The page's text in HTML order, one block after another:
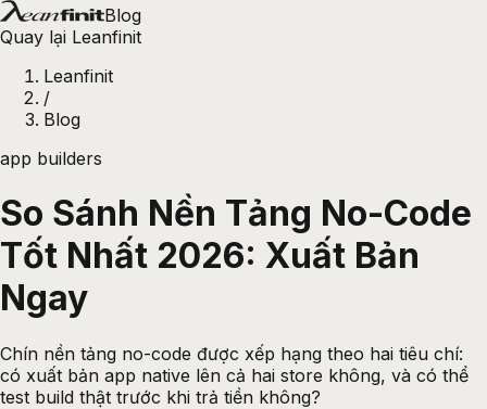
Blog
Quay lại Leanfinit
Leanfinit
/
Blog
app builders
So Sánh Nền Tảng No-Code
Tốt Nhất 2026: Xuất Bản
Ngay
Chín nền tảng no-code được xếp hạng theo hai tiêu chí:
có xuất bản app native lên cả hai store không, và có thể
test build thật trước khi trả tiền không?